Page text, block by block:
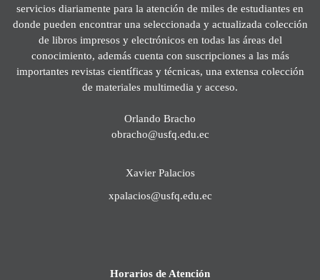
servicios diariamente para la atención de miles de estudiantes en
donde pueden encontrar una seleccionada y actualizada colección
de libros impresos y electrónicos en todas las áreas del
conocimiento, además cuenta con suscripciones a las más
importantes revistas científicas y técnicas, una extensa colección
de materiales multimedia y acceso.
Orlando Bracho
obracho@usfq.edu.ec
Xavier Palacios
xpalacios@usfq.edu.ec
Horarios de Atención